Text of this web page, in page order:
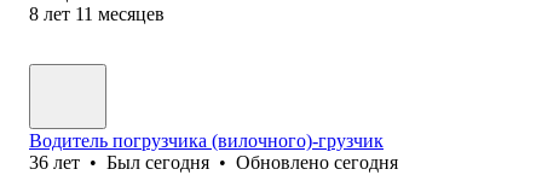
8 лет 11 месяцев
Водитель погрузчика (вилочного)-грузчик
36 лет • Был сегодня • Обновлено сегодня